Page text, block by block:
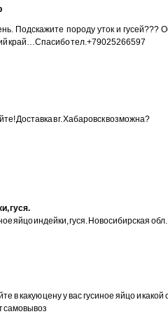
Подскажите породу уток и гусей???
край…Спасибо тел.+79025266597
Доставка в г. Хабаровск возможна?
гуся.
яйцо индейки, гуся. Новосибирская
в какую цену у вас гусиное яйцо и
самовывоз